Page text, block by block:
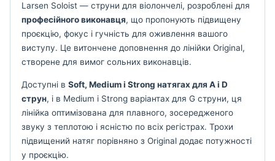
Larsen Soloist — струни для віолончелі, розроблені для
професійного виконавця, що пропонують підвищену
проєкцію, фокус і гучність для оживлення вашого
виступу. Це витончене доповнення до лінійки Original,
створене для вимог сольних виконавців.
Доступні в Soft, Medium і Strong натягах для A і D
струн, і в Medium і Strong варіантах для G струни, ця
лінійка оптимізована для плавного, зосередженого
звуку з теплотою і ясністю по всіх регістрах. Трохи
підвищений натяг порівняно з Original додає потужності
у проєкцію.